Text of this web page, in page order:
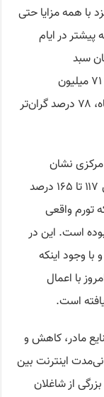
با همه مزایا حتی
تومانی که پیشتر در ایام
سبد
غیرواقعیِ ۴۵ میلیون تومانی، همین امروز، به ۷۱ میلیون
و ۳۰۰ هزار تومان رسیده، یعنی در کمتر از دو ماه، ۷۸ درصد گران‌تر
مرکزی نشان
می‌دهد تورم سالانه اقلام خوراکی به رقمی بین ۱۱۷ تا ۱۶۵ درصد
تورم واقعی
بیش از ۲۰۰ درصد بوده است. این در
وجود اینکه
بوده اما امروز با اعمال
مادر، کاهش و
اینترنت بین
از شاغلان